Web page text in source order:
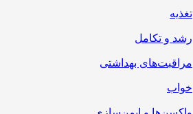
تغذیه
رشد و تکامل
مراقبت‌های بهداشتی
خواب